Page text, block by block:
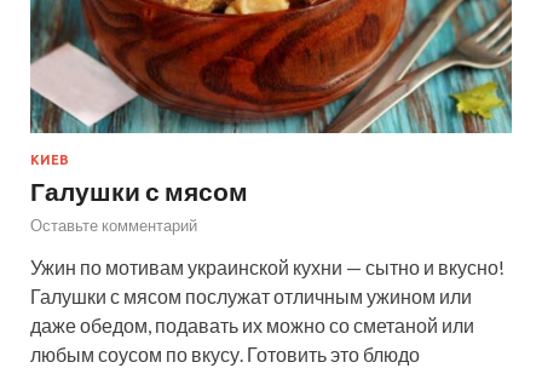
КИЕВ
Галушки с мясом
Оставьте комментарий
Ужин по мотивам украинской кухни — сытно и вкусно!
Галушки с мясом послужат отличным ужином или
даже обедом, подавать их можно со сметаной или
любым соусом по вкусу. Готовить это блюдо